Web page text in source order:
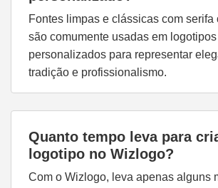
Fontes limpas e clássicas com serifa
são comumente usadas em logotipos
personalizados para representar
tradição e profissionalismo.
Quanto tempo leva para
logotipo no Wizlogo?
Com o Wizlogo, leva apenas alguns